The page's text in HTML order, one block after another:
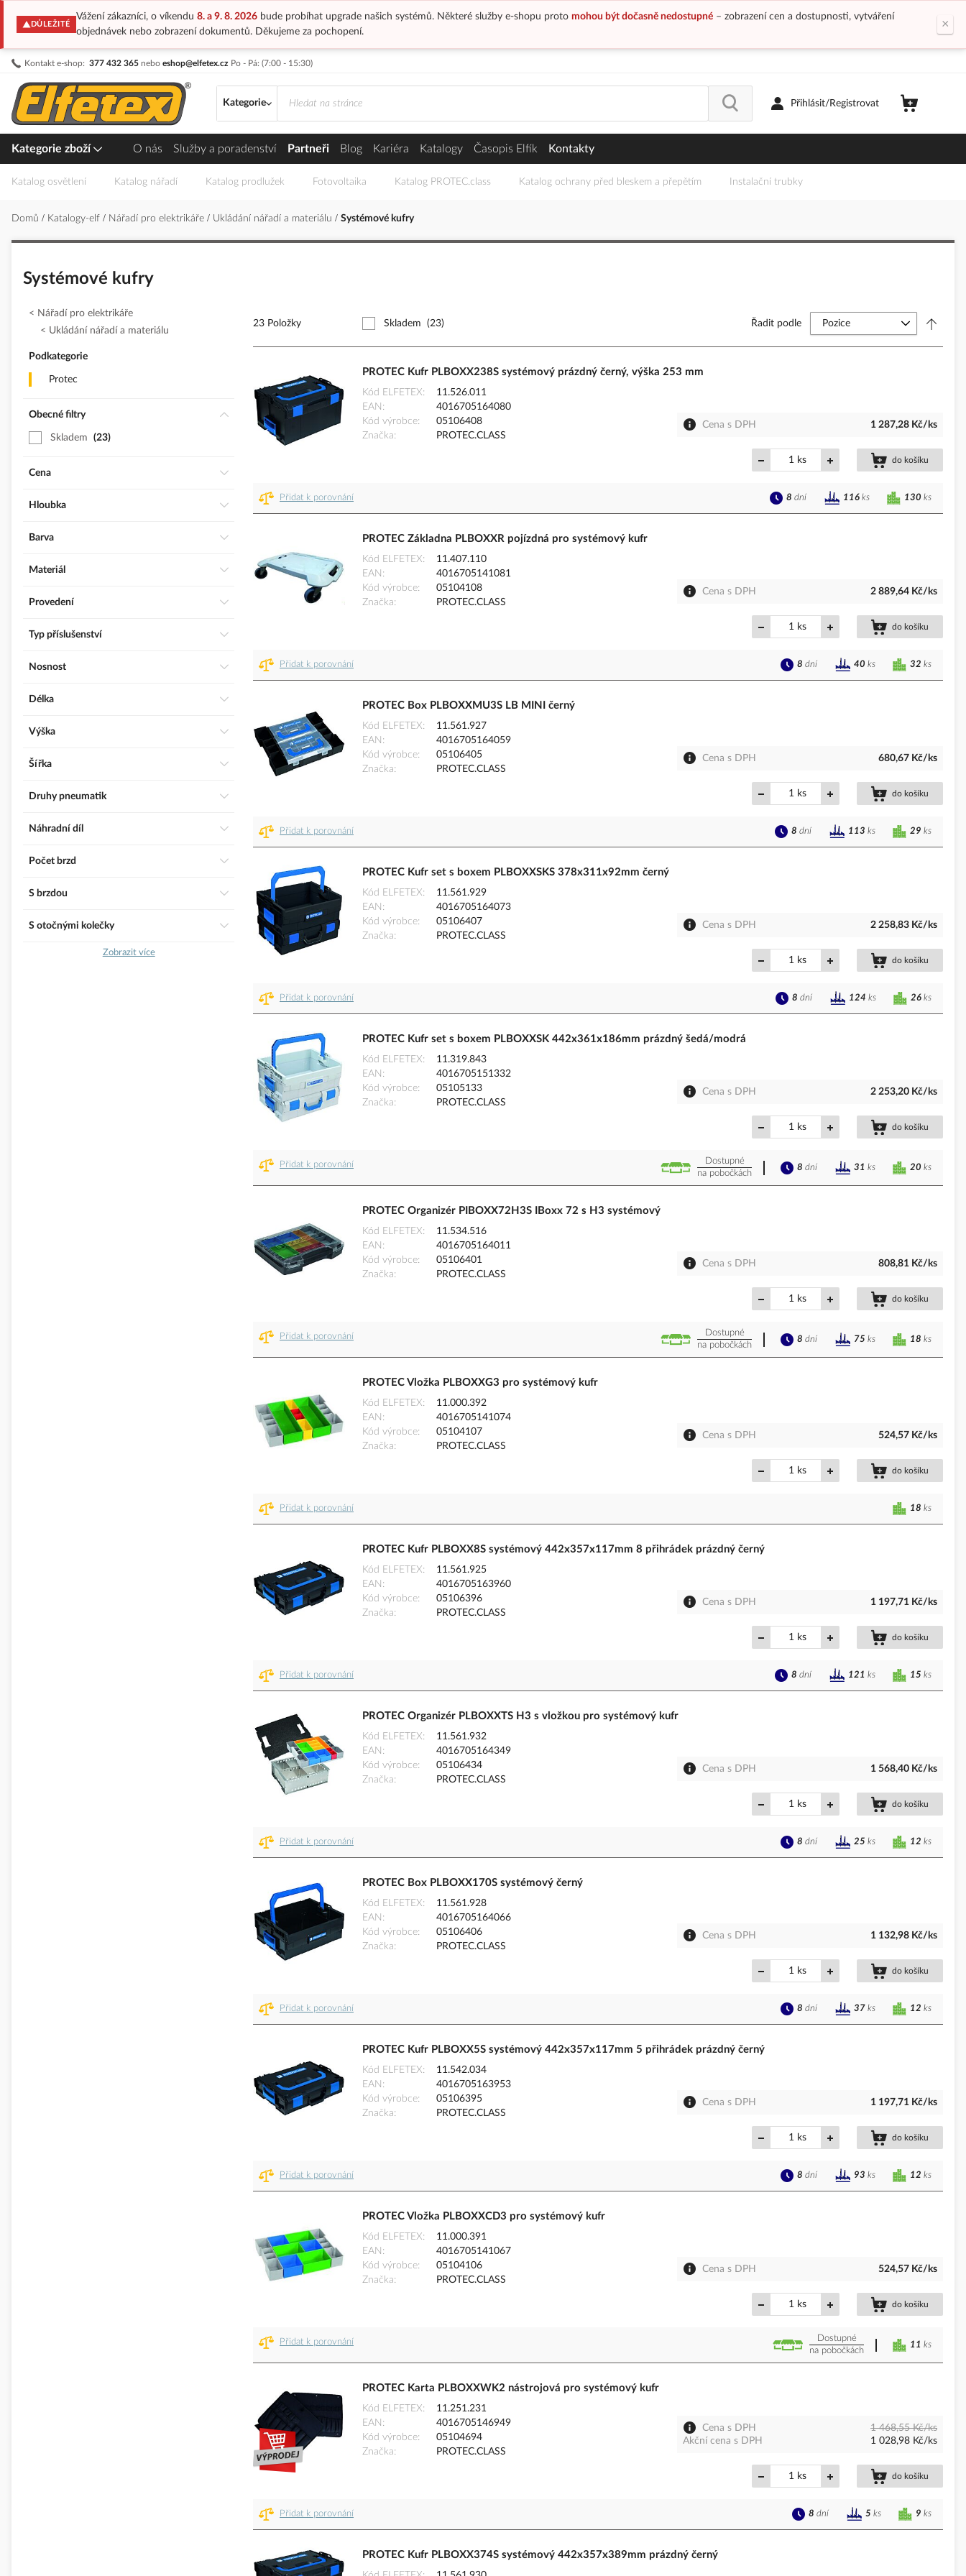
DŮLEŽITÉ
Vážení zákazníci, o víkendu 8. a 9. 8. 2026bude probíhat upgrade našich systémů. Některé služby e-shopu proto mohou být dočasně nedostupné– zobrazení cen a dostupnosti, vytváření
objednávek nebo zobrazení dokumentů. Děkujeme za pochopení.
×
Kontakt e-shop: 377 432 365 nebo eshop@elfetex.cz Po - Pá: (7:00 - 15:30)
Přejít
obsah
Kategorie
Přihlásit/Registrovat
Kategorie zboží O nás Služby a poradenství Partneři Blog Kariéra Katalogy Časopis Elfík Kontakty
Katalog osvětlení Katalog nářadí Katalog prodlužek Fotovoltaika Katalog PROTEC.class Katalog ochrany před bleskem a přepětím Instalační trubky
Domů Katalogy-elf Nářadí pro elektrikáře Ukládání nářadí a materiálu Systémové kufry
Systémové kufry
23 Položky Skladem (23) Řadit podle
PROTEC Kufr PLBOXX238S systémový prázdný černý, výška 253 mm
Kód ELFETEX
11.526.011
EAN
4016705164080
Kód výrobce
05106408
Značka
PROTEC.CLASS
Cena s DPH 1 287,28 Kč/ks
ks do košíku
Přidat k porovnání 130 ks
8 dní 116 ks
PROTEC Základna PLBOXXR pojízdná pro systémový kufr
Kód ELFETEX
11.407.110
EAN
4016705141081
Kód výrobce
05104108
Značka
PROTEC.CLASS
Cena s DPH 2 889,64 Kč/ks
ks do košíku
Přidat k porovnání 32 ks
8 dní 40 ks
PROTEC Box PLBOXXMU3S LB MINI černý
Kód ELFETEX
11.561.927
EAN
4016705164059
Kód výrobce
05106405
Značka
PROTEC.CLASS
Cena s DPH 680,67 Kč/ks
ks do košíku
Přidat k porovnání 29 ks
8 dní 113 ks
PROTEC Kufr set s boxem PLBOXXSKS 378x311x92mm černý
Kód ELFETEX
11.561.929
EAN
4016705164073
Kód výrobce
05106407
Značka
PROTEC.CLASS
Cena s DPH 2 258,83 Kč/ks
ks do košíku
Přidat k porovnání 26 ks
8 dní 124 ks
PROTEC Kufr set s boxem PLBOXXSK 442x361x186mm prázdný šedá/modrá
Kód ELFETEX
11.319.843
EAN
4016705151332
Kód výrobce
05105133
Značka
PROTEC.CLASS
Cena s DPH 2 253,20 Kč/ks
ks do košíku
Přidat k porovnání
Dostupné
na pobočkách
20 ks
8 dní 31 ks
PROTEC Organizér PIBOXX72H3S IBoxx 72 s H3 systémový
Kód ELFETEX
11.534.516
EAN
4016705164011
Kód výrobce
05106401
Značka
PROTEC.CLASS
Cena s DPH 808,81 Kč/ks
ks do košíku
Přidat k porovnání
Dostupné
na pobočkách
18 ks
8 dní 75 ks
PROTEC Vložka PLBOXXG3 pro systémový kufr
Kód ELFETEX
11.000.392
EAN
4016705141074
Kód výrobce
05104107
Značka
PROTEC.CLASS
Cena s DPH 524,57 Kč/ks
ks do košíku
Přidat k porovnání 18 ks
PROTEC Kufr PLBOXX8S systémový 442x357x117mm 8 přihrádek prázdný černý
Kód ELFETEX
11.561.925
EAN
4016705163960
Kód výrobce
05106396
Značka
PROTEC.CLASS
Cena s DPH 1 197,71 Kč/ks
ks do košíku
Přidat k porovnání 15 ks
8 dní 121 ks
PROTEC Organizér PLBOXXTS H3 s vložkou pro systémový kufr
Kód ELFETEX
11.561.932
EAN
4016705164349
Kód výrobce
05106434
Značka
PROTEC.CLASS
Cena s DPH 1 568,40 Kč/ks
ks do košíku
Přidat k porovnání 12 ks
8 dní 25 ks
PROTEC Box PLBOXX170S systémový černý
Kód ELFETEX
11.561.928
EAN
4016705164066
Kód výrobce
05106406
Značka
PROTEC.CLASS
Cena s DPH 1 132,98 Kč/ks
ks do košíku
Přidat k porovnání 12 ks
8 dní 37 ks
PROTEC Kufr PLBOXX5S systémový 442x357x117mm 5 přihrádek prázdný černý
Kód ELFETEX
11.542.034
EAN
4016705163953
Kód výrobce
05106395
Značka
PROTEC.CLASS
Cena s DPH 1 197,71 Kč/ks
ks do košíku
Přidat k porovnání 12 ks
8 dní 93 ks
PROTEC Vložka PLBOXXCD3 pro systémový kufr
Kód ELFETEX
11.000.391
EAN
4016705141067
Kód výrobce
05104106
Značka
PROTEC.CLASS
Cena s DPH 524,57 Kč/ks
ks do košíku
Přidat k porovnání
Dostupné
na pobočkách
11 ks
PROTEC Karta PLBOXXWK2 nástrojová pro systémový kufr
Kód ELFETEX
11.251.231
EAN
4016705146949
Kód výrobce
05104694
Značka
PROTEC.CLASS
Cena s DPH
1 468,55 Kč/ks
Akční cena s DPH
1 028,98 Kč/ks
ks do košíku
Přidat k porovnání 9 ks
8 dní 5 ks
PROTEC Kufr PLBOXX374S systémový 442x357x389mm prázdný černý
Nářadí pro elektrikáře
Ukládání nářadí a materiálu
Podkategorie
Protec
Obecné filtry
Skladem 23
Cena
Hloubka
Barva
Materiál
Provedení
Typ příslušenství
Nosnost
Délka
Výška
Šířka
Druhy pneumatik
Náhradní díl
Počet brzd
S brzdou
S otočnými kolečky
Zobrazit více